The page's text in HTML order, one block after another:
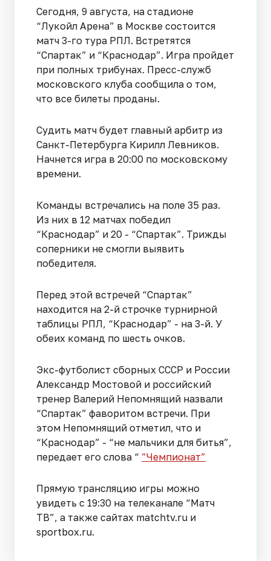
Сегодня, 9 августа, на стадионе
“Лукойл Арена” в Москве состоится
матч 3-го тура РПЛ. Встретятся
“Спартак” и “Краснодар”. Игра пройдет
при полных трибунах. Пресс-служб
московского клуба сообщила о том,
что все билеты проданы.
Судить матч будет главный арбитр из
Санкт-Петербурга Кирилл Левников.
Начнется игра в 20:00 по московскому
времени.
Команды встречались на поле 35 раз.
Из них в 12 матчах победил
“Краснодар” и 20 - “Спартак”. Трижды
соперники не смогли выявить
победителя.
Перед этой встречей “Спартак”
находится на 2-й строчке турнирной
таблицы РПЛ, “Краснодар” - на 3-й. У
обеих команд по шесть очков.
Экс-футболист сборных СССР и России
Александр Мостовой и российский
тренер Валерий Непомнящий назвали
“Спартак” фаворитом встречи. При
этом Непомнящий отметил, что и
“Краснодар” - “не мальчики для битья”,
передает его слова “ ”Чемпионат”
Прямую трансляцию игры можно
увидеть с 19:30 на телеканале “Матч
ТВ”, а также сайтах matchtv.ru и
sportbox.ru.